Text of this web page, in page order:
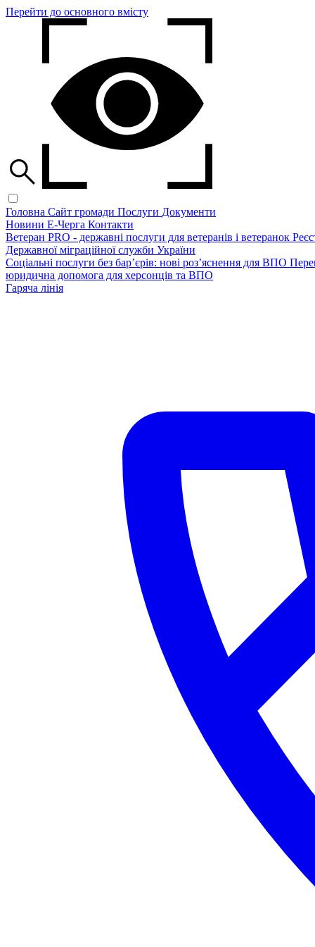
Перейти до основного вмісту
Головна Сайт громади Послуги Документи
Новини Е-Черга Контакти
Ветеран PRO - державні послуги для ветеранів і ветеранок
Державної міграційної служби України
Соціальні послуги без бар’єрів: нові роз’яснення для ВПО
юридична допомога для херсонців та ВПО
Гаряча лінія